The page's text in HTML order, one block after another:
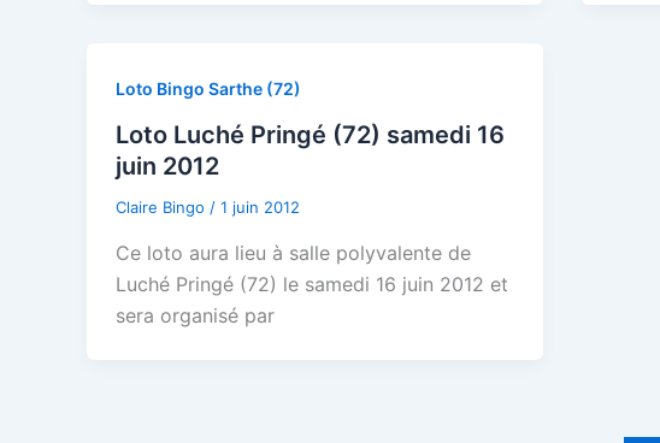
Loto Bingo Sarthe (72)
Loto Luché Pringé (72) samedi 16
juin 2012
Claire Bingo / 1 juin 2012
Ce loto aura lieu à salle polyvalente de
Luché Pringé (72) le samedi 16 juin 2012 et
sera organisé par